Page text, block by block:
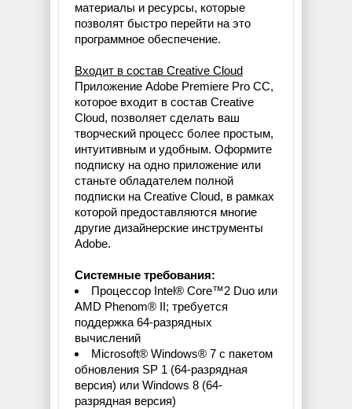
материалы и ресурсы, которые
позволят быстро перейти на это
программное обеспечение.
Входит в состав Creative Cloud
Приложение Adobe Premiere Pro CC,
которое входит в состав Creative
Cloud, позволяет сделать ваш
творческий процесс более простым,
интуитивным и удобным. Оформите
подписку на одно приложение или
станьте обладателем полной
подписки на Creative Cloud, в рамках
которой предоставляются многие
другие дизайнерские инструменты
Adobe.
Системные требования:
Процессор Intel® Core™2 Duo или
AMD Phenom® II; требуется
поддержка 64-разрядных
вычислений
Microsoft® Windows® 7 с пакетом
обновления SP 1 (64-разрядная
версия) или Windows 8 (64-
разрядная версия)